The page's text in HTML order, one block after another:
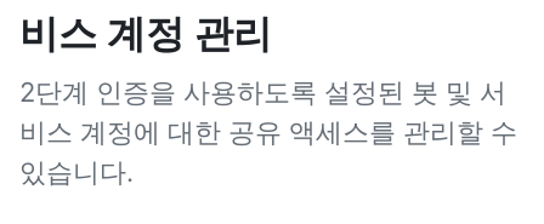
비스 계정 관리
2단계 인증을 사용하도록 설정된 봇 및 서
비스 계정에 대한 공유 액세스를 관리할 수
있습니다.